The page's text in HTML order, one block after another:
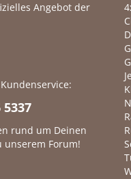
Angebot der
5337
rund um Deinen
unserem Forum!